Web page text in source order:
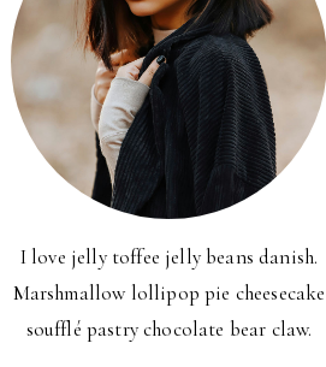
I love jelly toffee jelly beans danish.
Marshmallow lollipop pie cheesecake
soufflé pastry chocolate bear claw.